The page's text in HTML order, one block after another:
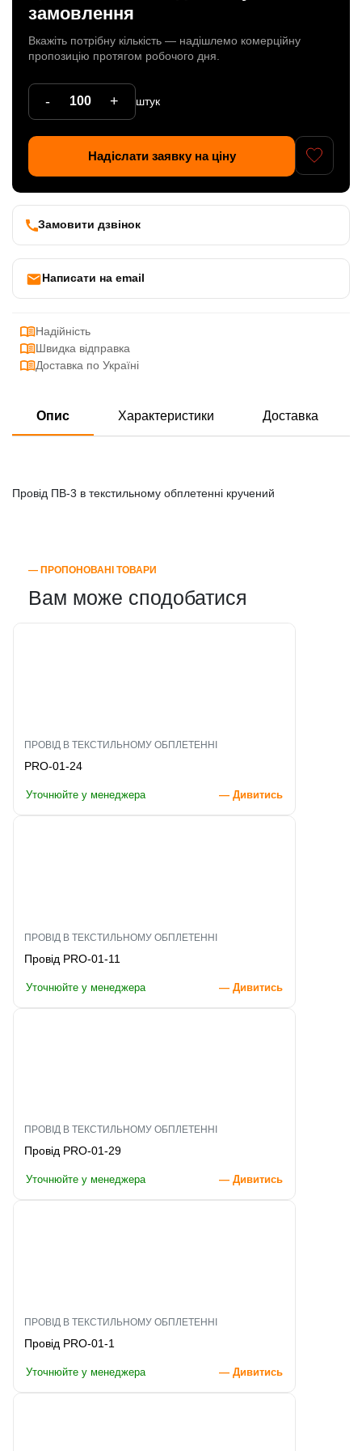
замовлення
Вкажіть потрібну кількість — надішлемо комерційну
пропозицію протягом робочого дня.
- + штук
Надіслати заявку на ціну
Замовити дзвінок
Написати на email
Надійність
Швидка відправка
Доставка по Україні
Опис Характеристики Доставка
Провід ПВ-3 в текстильному обплетенні кручений
― ПРОПОНОВАНІ ТОВАРИ
Вам може сподобатися
ПРОВІД В ТЕКСТИЛЬНОМУ ОБПЛЕТЕННІ
PRO-01-24
Уточнюйте у менеджера — Дивитись
ПРОВІД В ТЕКСТИЛЬНОМУ ОБПЛЕТЕННІ
Провід PRO-01-11
Уточнюйте у менеджера — Дивитись
ПРОВІД В ТЕКСТИЛЬНОМУ ОБПЛЕТЕННІ
Провід PRO-01-29
Уточнюйте у менеджера — Дивитись
ПРОВІД В ТЕКСТИЛЬНОМУ ОБПЛЕТЕННІ
Провід PRO-01-1
Уточнюйте у менеджера — Дивитись
Патрони
Кабельна продукція
Елементи кріплення
Продукція з пластика
Керамічні вироби
Дерев'яні вироби